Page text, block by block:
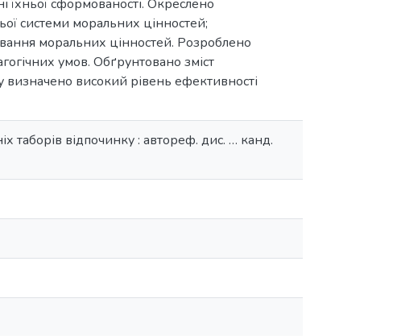
їхньої сформованості. Окреслено
системи моральних цінностей;
моральних цінностей. Розроблено
умов. Обґрунтовано зміст
визначено високий рівень ефективності
таборів відпочинку : автореф. дис. … канд.